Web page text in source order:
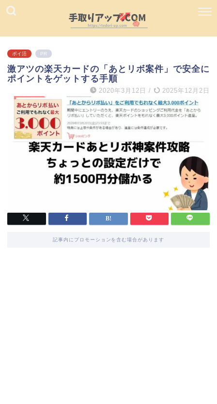
ポイ活 PR
激アツの楽天カードの「あとリボ案件」で安全に
ポイントをゲットする手順
2020年3月12日 / 2025年12月2日
記事内にプロモーションを含む場合があります